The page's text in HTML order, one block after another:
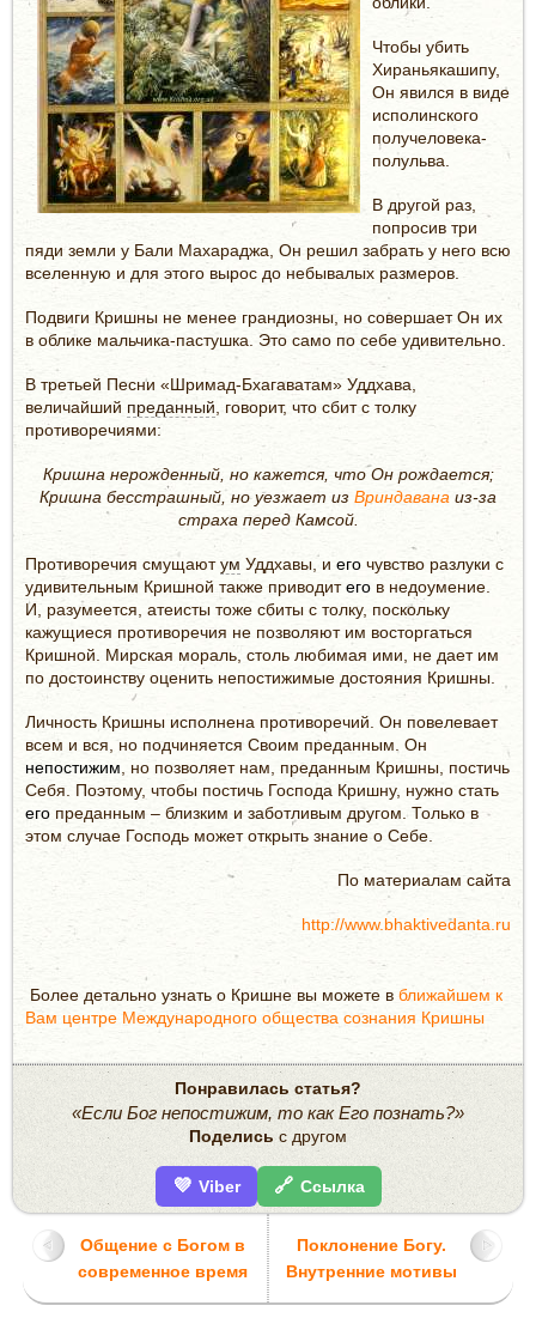
Чтобы убить
Хираньякашипу,
Он явился в виде
исполинского
получеловека-
полульва.
В другой раз,
попросив три
пяди земли у Бали Махараджа, Он решил забрать у него всю
вселенную и для этого вырос до небывалых размеров.
Подвиги Кришны не менее грандиозны, но совершает Он их
в облике мальчика-пастушка. Это само по себе удивительно.
В третьей Песни «Шримад-Бхагаватам» Уддхава,
величайший преданный , говорит, что сбит с толку
противоречиями:
Кришна нерожденный, но кажется, что Он рождается;
Кришна бесстрашный, но уезжает из Вриндавана из-за
страха перед Камсой.
Противоречия смущаютум Уддхавы, и его чувство разлуки с
удивительным Кришной также приводитего в недоумение.
И, разумеется, атеисты тоже сбиты с толку, поскольку
кажущиеся противоречия не позволяют им восторгаться
Кришной. Мирская мораль, столь любимая ими, не дает им
по достоинству оценить непостижимые достояния Кришны.
Личность Кришны исполнена противоречий. Он повелевает
всем и вся, но подчиняется Своим преданным. Он
непостижим , но позволяет нам, преданным Кришны, постичь
Себя. Поэтому, чтобы постичь Господа Кришну, нужно стать
его преданным – близким и заботливым другом. Только в
этом случае Господь может открыть знание о Себе.
По материалам сайта
http://www.bhaktivedanta.ru
Более детально узнать о Кришне вы можете в ближайшем к
Вам центре Международного общества сознания Кришны
Понравилась статья?
«Если Бог непостижим, то как Его познать?»
Поделись с другом
💜 Viber 🔗 Ссылка
Общение с Богом в
современное время
Поклонение Богу.
Внутренние мотивы